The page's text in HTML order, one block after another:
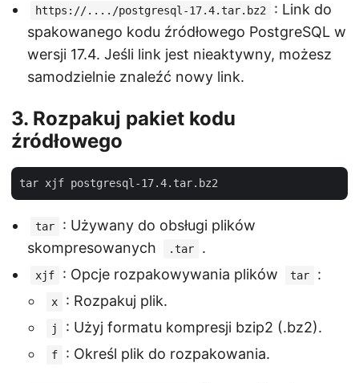
https://..../postgresql-17.4.tar.bz2
: Link do
spakowanego kodu źródłowego PostgreSQL w
wersji 17.4. Jeśli link jest nieaktywny, możesz
samodzielnie znaleźć nowy link.
3. Rozpakuj pakiet kodu
źródłowego
tar
: Używany do obsługi plików
skompresowanych
.tar .
xjf : Opcje rozpakowywania plików tar :
x : Rozpakuj plik.
j : Użyj formatu kompresji bzip2 (.bz2).
f : Określ plik do rozpakowania.